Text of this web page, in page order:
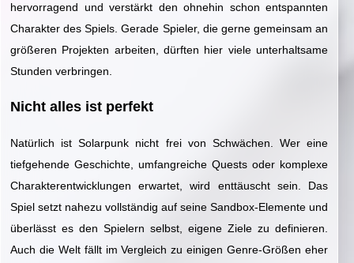
hervorragend und verstärkt den ohnehin schon entspannten
Charakter des Spiels. Gerade Spieler, die gerne gemeinsam an
größeren Projekten arbeiten, dürften hier viele unterhaltsame
Stunden verbringen.
Nicht alles ist perfekt
Natürlich ist Solarpunk nicht frei von Schwächen. Wer eine
tiefgehende Geschichte, umfangreiche Quests oder komplexe
Charakterentwicklungen erwartet, wird enttäuscht sein. Das
Spiel setzt nahezu vollständig auf seine Sandbox-Elemente und
überlässt es den Spielern selbst, eigene Ziele zu definieren.
Auch die Welt fällt im Vergleich zu einigen Genre-Größen eher